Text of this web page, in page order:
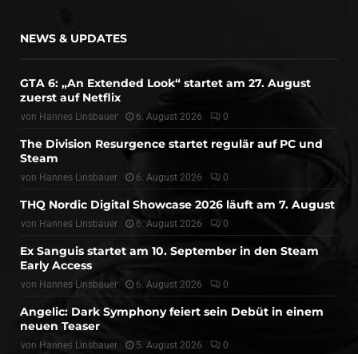
NEWS & UPDATES
GTA 6: „An Extended Look“ startet am 27. August
zuerst auf Netflix
von Hannes Linsbauer 6. August 2026 0
The Division Resurgence startet regulär auf PC und
Steam
von Hannes Linsbauer 6. August 2026 0
THQ Nordic Digital Showcase 2026 läuft am 7. August
von Hannes Linsbauer 6. August 2026 0
Ex Sanguis startet am 10. September in den Steam
Early Access
von Hannes Linsbauer 6. August 2026 0
Angelic: Dark Symphony feiert sein Debüt in einem
neuen Teaser
von Hannes Linsbauer 5. August 2026 0